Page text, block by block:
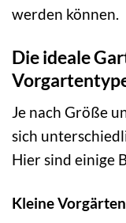
werden können.
Die ideale
Je nach Größe
sich
Hier sind einige
Kleine